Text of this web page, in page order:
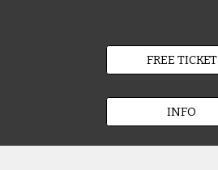
FREE TICKET
INFO